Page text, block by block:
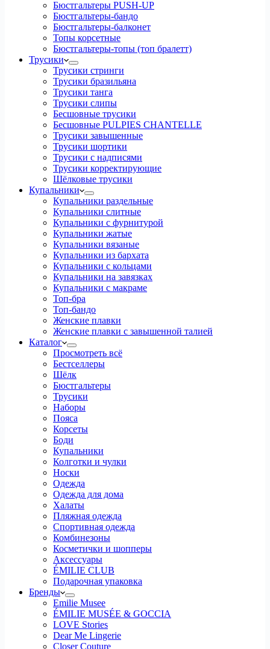
Бюстгальтеры PUSH-UP
Бюстгальтеры-бандо
Бюстгальтеры-балконет
Топы корсетные
Бюстгальтеры-топы (топ бралетт)
Трусики
Трусики стринги
Трусики бразильяна
Трусики танга
Трусики слипы
Бесшовные трусики
Бесшовные PULPIES CHANTELLE
Трусики завышенные
Трусики шортики
Трусики с надписями
Трусики корректирующие
Шёлковые трусики
Купальники
Купальники раздельные
Купальники слитные
Купальники с фурнитурой
Купальники жатые
Купальники вязаные
Купальники из бархата
Купальники с кольцами
Купальники на завязках
Купальники с макраме
Топ-бра
Топ-бандо
Женские плавки
Женские плавки с завышенной талией
Каталог
Просмотреть всё
Бестселлеры
Шёлк
Бюстгальтеры
Трусики
Наборы
Пояса
Корсеты
Боди
Купальники
Колготки и чулки
Носки
Одежда
Одежда для дома
Халаты
Пляжная одежда
Спортивная одежда
Комбинезоны
Косметички и шопперы
Аксессуары
ÉMILIE CLUB
Подарочная упаковка
Бренды
Emilie Musee
ÉMILIE MUSÉE & GOCCIA
LOVE Stories
Dear Me Lingerie
Closer Couture